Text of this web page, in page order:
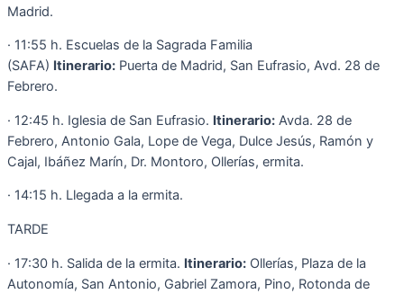
Madrid.
· 11:55 h. Escuelas de la Sagrada Familia
(SAFA) Itinerario: Puerta de Madrid, San Eufrasio, Avd. 28 de
Febrero.
· 12:45 h. Iglesia de San Eufrasio. Itinerario: Avda. 28 de
Febrero, Antonio Gala, Lope de Vega, Dulce Jesús, Ramón y
Cajal, Ibáñez Marín, Dr. Montoro, Ollerías, ermita.
· 14:15 h. Llegada a la ermita.
TARDE
· 17:30 h. Salida de la ermita. Itinerario: Ollerías, Plaza de la
Autonomía, San Antonio, Gabriel Zamora, Pino, Rotonda de